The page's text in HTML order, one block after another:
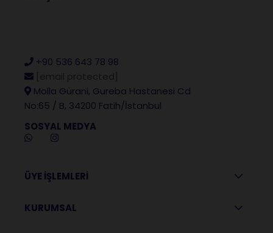
+90 536 643 78 98
Molla Gürani, Gureba Hastanesi Cd
No:65 / B, 34200 Fatih/İstanbul
SOSYAL MEDYA
ÜYE İŞLEMLERİ
KURUMSAL